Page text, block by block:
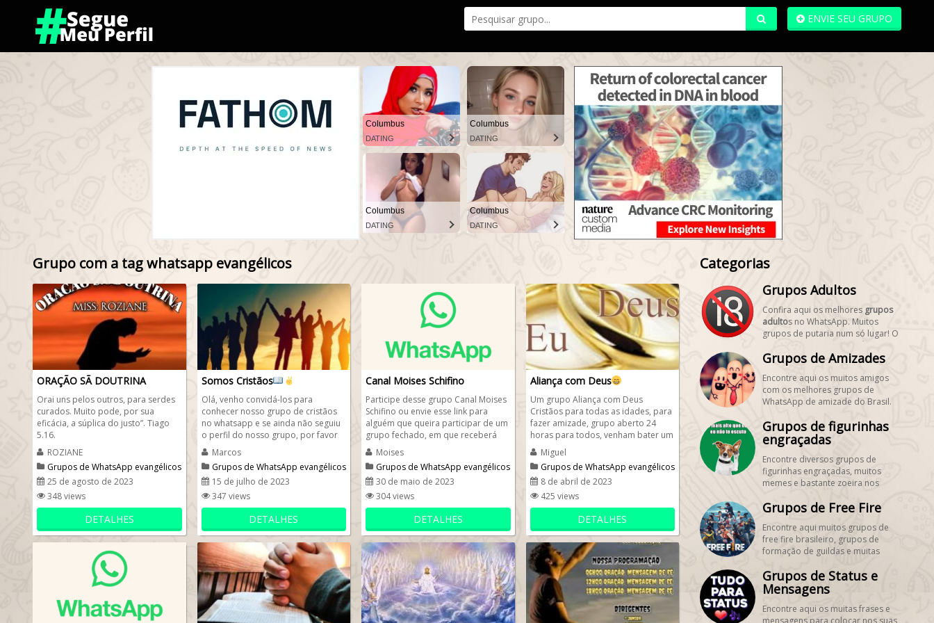
ENVIE SEU GRUPO
Columbus
DATING
Columbus
DATING
Columbus
DATING
Columbus
DATING
Grupo com a tag whatsapp evangélicos
ORAÇÃO SÃ DOUTRINA
Orai uns pelos outros, para serdes
curados. Muito pode, por sua
eficácia, a súplica do justo”. Tiago
5.16.
ROZIANE
Grupos de WhatsApp evangélicos
25 de agosto de 2023
348 views
DETALHES
Somos Cristãos
Olá, venho convidá-los para
conhecer nosso grupo de cristãos
no whatsapp e se ainda não seguiu
o perfil do nosso grupo, por favor
se apresente e entre já...
Marcos
Grupos de WhatsApp evangélicos
15 de julho de 2023
347 views
DETALHES
Canal Moises Schifino
Participe desse grupo Canal Moises
Schifino ou envie esse link para
alguém que queira participar de um
grupo fechado, em que receberá
mensagens, vídeo ou...
Moises
Grupos de WhatsApp evangélicos
30 de maio de 2023
304 views
DETALHES
Aliança com Deus
Um grupo Aliança com Deus
Cristãos para todas as idades, para
fazer amizade, grupo aberto 24
horas para todos, venham bater um
papo e fazer novas amizades,...
Miguel
Grupos de WhatsApp evangélicos
8 de abril de 2023
425 views
DETALHES
Categorias
Grupos Adultos
Confira aqui os melhores grupos
adultos no WhatsApp. Muitos
grupos de putaria num só lugar! O
grupos pornôs
aqui!
Grupos de Amizades
Encontre aqui os muitos amigos
com os melhores grupos de
WhatsApp de amizade do Brasil.
gratuitamente seus grupos de
amizades para encontrar novos
amigos! #SegueMeuPerfil!
Grupos de figurinhas
engraçadas
Encontre diversos grupos de
figurinhas engraçadas, muitos
memes e bastante zoeira nos
figurinhas.
Grupos de Free Fire
Encontre aqui muitos grupos de
free fire brasileiro, grupos de
formação de guildas e muitas
gratuitamente seus grupos de
freefire, é grátis! #SegueMeuPerfil!
Grupos de Status e
Mensagens
Encontre aqui os muitas frases e
mensagens para colocar nos suas